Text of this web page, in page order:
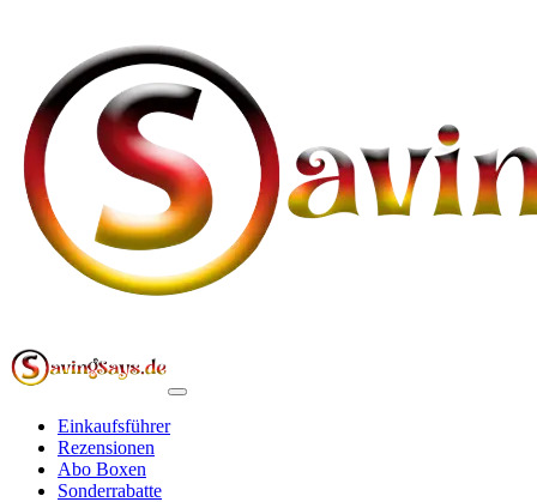
Einkaufsführer
Rezensionen
Abo Boxen
Sonderrabatte